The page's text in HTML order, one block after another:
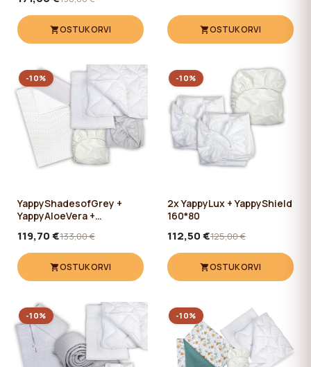
OSTUKORVI OSTUKORVI
YappyShadesofGrey +
YappyAloeVera +
119,70 €133,00 €
OSTUKORVI
-10%
2x YappyLux + YappyShield
160*80
112,50 €125,00 €
OSTUKORVI
-10%
-10% -10%